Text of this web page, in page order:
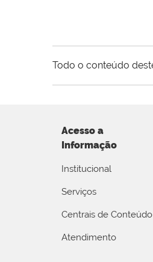
Todo o conteúdo
Acesso a
Informação
Institucional
Serviços
Centrais de Conteúdo
Atendimento